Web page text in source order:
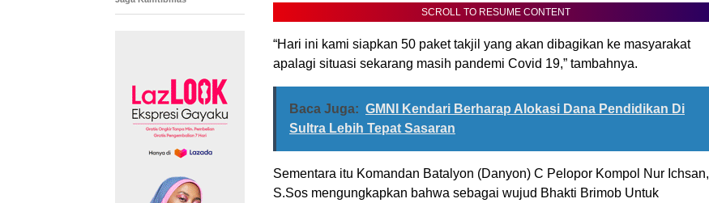
SCROLL TO RESUME CONTENT
“Hari ini kami siapkan 50 paket takjil yang akan dibagikan ke masyarakat
apalagi situasi sekarang masih pandemi Covid 19,” tambahnya.
Baca Juga: GMNI Kendari Berharap Alokasi Dana Pendidikan Di
Sultra Lebih Tepat Sasaran
Sementara itu Komandan Batalyon (Danyon) C Pelopor Kompol Nur Ichsan,
S.Sos mengungkapkan bahwa sebagai wujud Bhakti Brimob Untuk